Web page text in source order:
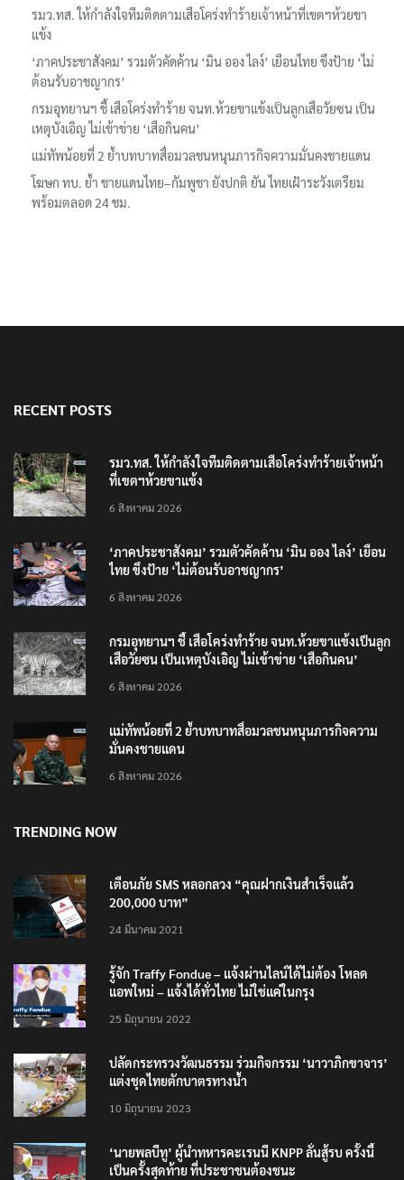
รมว.ทส. ให้กำลังใจทีมติดตามเสือโคร่งทำร้ายเจ้าหน้าที่เขตฯห้วยขา
แข้ง
‘ภาคประชาสังคม’ รวมตัวคัดค้าน ‘มิน ออง ไลง์’ เยือนไทย ขึงป้าย ‘ไม่
ต้อนรับอาชญากร’
กรมอุทยานฯ ชี้ เสือโคร่งทำร้าย จนท.ห้วยขาแข้งเป็นลูกเสือวัยซน เป็น
เหตุบังเอิญ ไม่เข้าข่าย ‘เสือกินคน’
แม่ทัพน้อยที่ 2 ย้ำบทบาทสื่อมวลชนหนุนภารกิจความมั่นคงชายแดน
โฆษก ทบ. ย้ำ ชายแดนไทย–กัมพูชา ยังปกติ ยัน ไทยเฝ้าระวังเตรียม
พร้อมตลอด 24 ชม.
RECENT POSTS
รมว.ทส. ให้กำลังใจทีมติดตามเสือโคร่งทำร้ายเจ้าหน้า
ที่เขตฯห้วยขาแข้ง
6 สิงหาคม 2026
‘ภาคประชาสังคม’ รวมตัวคัดค้าน ‘มิน ออง ไลง์’ เยือน
ไทย ขึงป้าย ‘ไม่ต้อนรับอาชญากร’
6 สิงหาคม 2026
กรมอุทยานฯ ชี้ เสือโคร่งทำร้าย จนท.ห้วยขาแข้งเป็นลูก
เสือวัยซน เป็นเหตุบังเอิญ ไม่เข้าข่าย ‘เสือกินคน’
6 สิงหาคม 2026
แม่ทัพน้อยที่ 2 ย้ำบทบาทสื่อมวลชนหนุนภารกิจความ
มั่นคงชายแดน
6 สิงหาคม 2026
TRENDING NOW
เตือนภัย SMS หลอกลวง “คุณฝากเงินสำเร็จแล้ว
200,000 บาท”
24 มีนาคม 2021
รู้จัก Traffy Fondue – แจ้งผ่านไลน์ได้ไม่ต้อง โหลด
แอพใหม่ – แจ้งได้ทั่วไทย ไม่ใช่แค่ในกรุง
25 มิถุนายน 2022
ปลัดกระทรวงวัฒนธรรม ร่วมกิจกรรม ‘นาวาภิกขาจาร’
แต่งชุดไทยตักบาตรทางน้ำ
10 มิถุนายน 2023
‘นายพลบีทู’ ผู้นำทหารคะเรนนี KNPP ลั่นสู้รบ ครั้งนี้
เป็นครั้งสุดท้าย ที่ประชาชนต้องชนะ